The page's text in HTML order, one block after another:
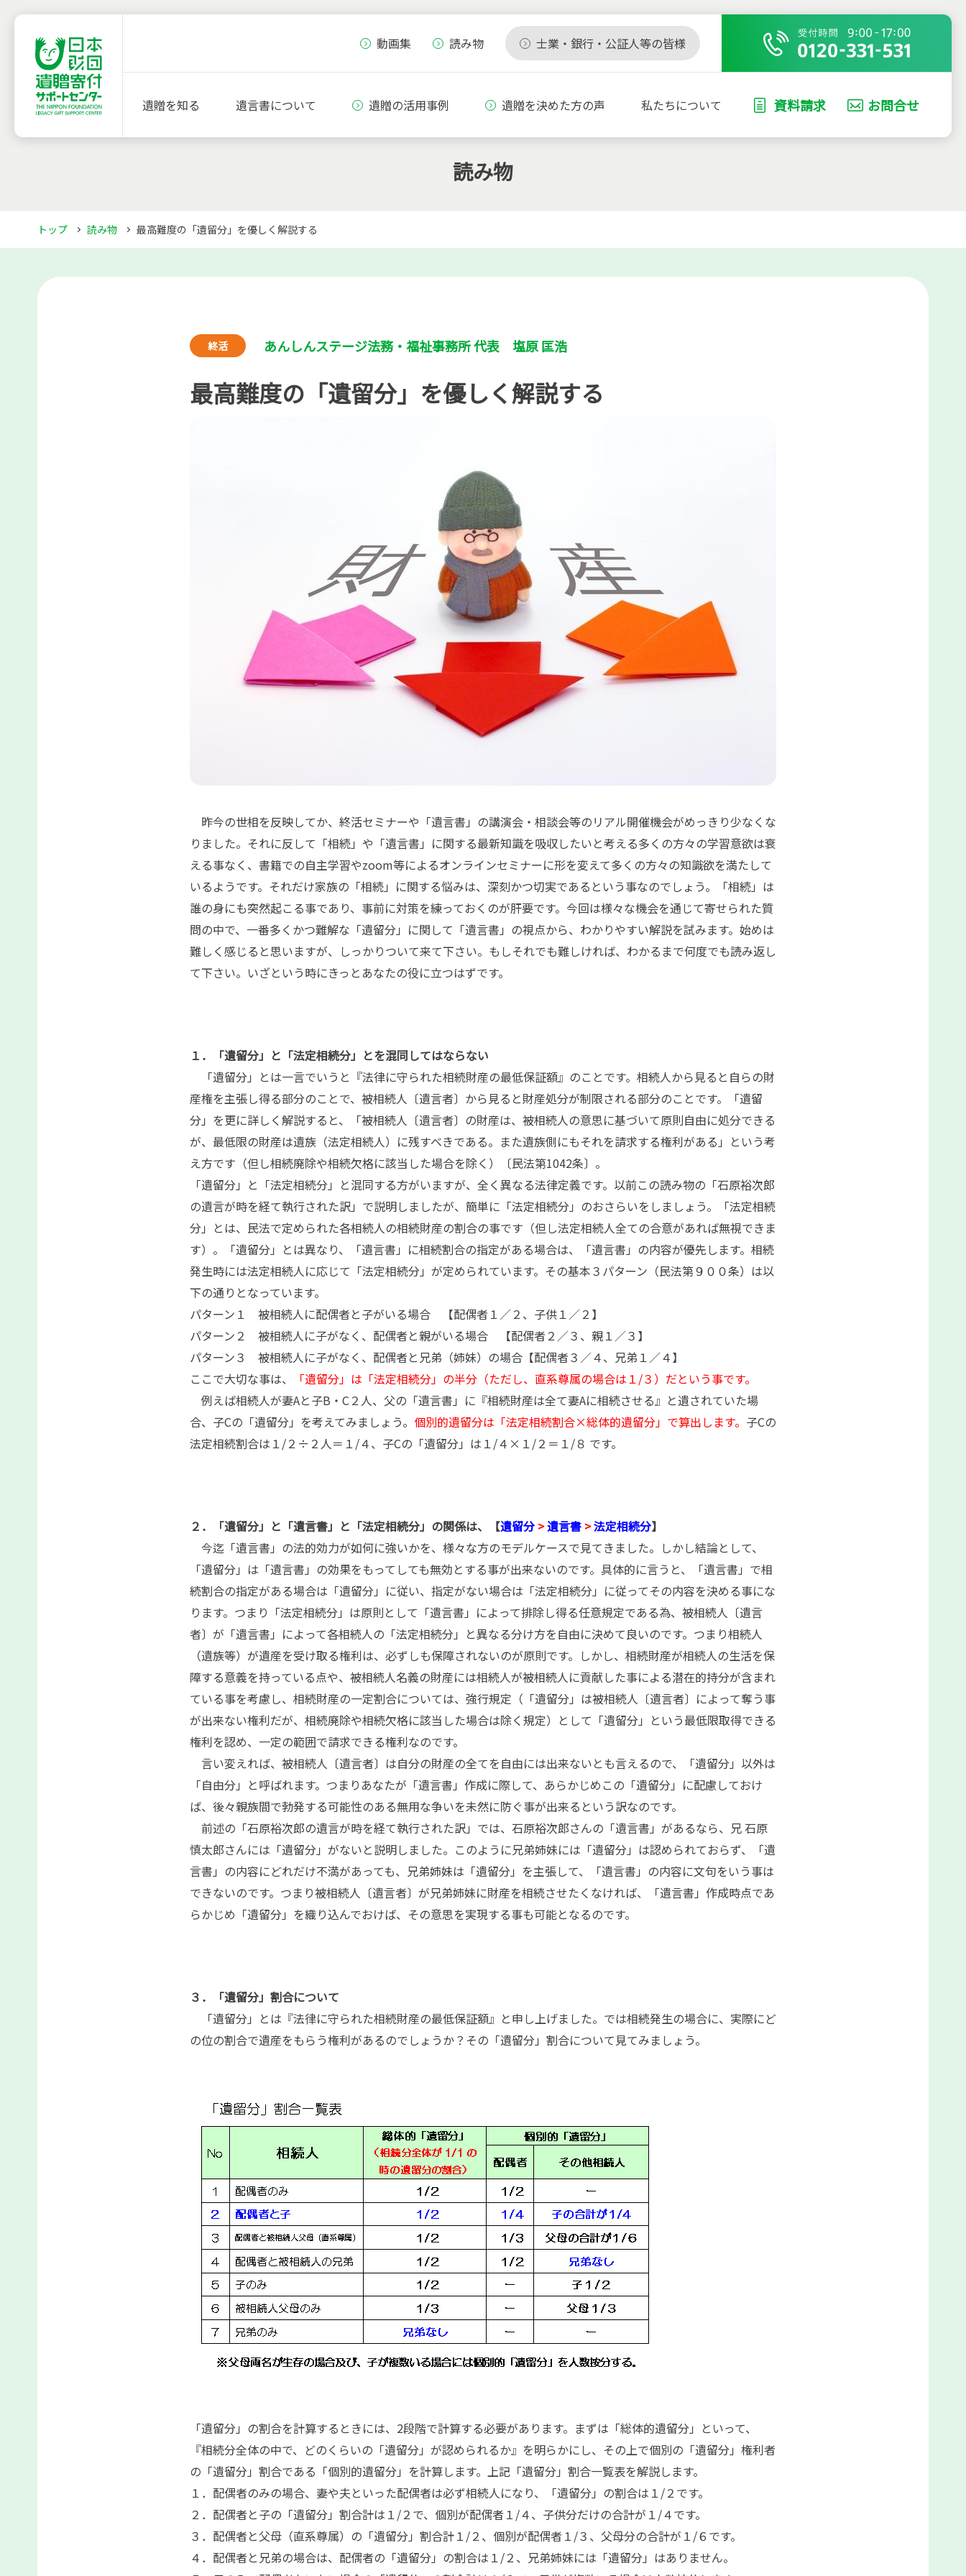
動画集 読み物 士業・銀行・公証人等の皆様
遺贈を知る 遺言書について 遺贈の活用事例 遺贈を決めた方の声 私たちについて 資料請求 お問合せ
読み物
トップ 読み物 最高難度の「遺留分」を優しく解説する
終活 あんしんステージ法務・福祉事務所 代表 塩原 匡浩
最高難度の「遺留分」を優しく解説する
昨今の世相を反映してか、終活セミナーや「遺言書」の講演会・相談会等のリアル開催機会がめっきり少なくな
りました。それに反して「相続」や「遺言書」に関する最新知識を吸収したいと考える多くの方々の学習意欲は衰
える事なく、書籍での自主学習やzoom等によるオンラインセミナーに形を変えて多くの方々の知識欲を満たして
いるようです。それだけ家族の「相続」に関する悩みは、深刻かつ切実であるという事なのでしょう。「相続」は
誰の身にも突然起こる事であり、事前に対策を練っておくのが肝要です。今回は様々な機会を通じて寄せられた質
問の中で、一番多くかつ難解な「遺留分」に関して「遺言書」の視点から、わかりやすい解説を試みます。始めは
難しく感じると思いますが、しっかりついて来て下さい。もしそれでも難しければ、わかるまで何度でも読み返し
て下さい。いざという時にきっとあなたの役に立つはずです。
１．「遺留分」と「法定相続分」とを混同してはならない
「遺留分」とは一言でいうと『法律に守られた相続財産の最低保証額』のことです。相続人から見ると自らの財
産権を主張し得る部分のことで、被相続人〔遺言者〕から見ると財産処分が制限される部分のことです。「遺留
分」を更に詳しく解説すると、「被相続人〔遺言者〕の財産は、被相続人の意思に基づいて原則自由に処分できる
が、最低限の財産は遺族（法定相続人）に残すべきである。また遺族側にもそれを請求する権利がある」という考
え方です（但し相続廃除や相続欠格に該当した場合を除く）〔民法第1042条〕。
「遺留分」と「法定相続分」と混同する方がいますが、全く異なる法律定義です。以前この読み物の「石原裕次郎
の遺言が時を経て執行された訳」で説明しましたが、簡単に「法定相続分」のおさらいをしましょう。「法定相続
分」とは、民法で定められた各相続人の相続財産の割合の事です（但し法定相続人全ての合意があれば無視できま
す）。「遺留分」とは異なり、「遺言書」に相続割合の指定がある場合は、「遺言書」の内容が優先します。相続
発生時には法定相続人に応じて「法定相続分」が定められています。その基本３パターン（民法第９００条）は以
下の通りとなっています。
パターン１ 被相続人に配偶者と子がいる場合 【配偶者１／２、子供１／２】
パターン２ 被相続人に子がなく、配偶者と親がいる場合 【配偶者２／３、親１／３】
パターン３ 被相続人に子がなく、配偶者と兄弟（姉妹）の場合【配偶者３／４、兄弟１／４】
ここで大切な事は、
「遺留分」は「法定相続分」の半分（ただし、直系尊属の場合は１/３）だという事です。
例えば相続人が妻Aと子B・C２人、父の「遺言書」に『相続財産は全て妻Aに相続させる』と遺されていた場
合、子Cの「遺留分」を考えてみましょう。 個別的遺留分は「法定相続割合×総体的遺留分」で算出します。 子Cの
法定相続割合は１/２÷２人＝１/４、子Cの「遺留分」は１/４×１/２＝１/８ です。
２．「遺留分」と「遺言書」と「法定相続分」の関係は、【遺留分 >遺言書 >法定相続分】
今迄「遺言書」の法的効力が如何に強いかを、様々な方のモデルケースで見てきました。しかし結論として、
「遺留分」は「遺言書」の効果をもってしても無効とする事が出来ないのです。具体的に言うと、「遺言書」で相
続割合の指定がある場合は「遺留分」に従い、指定がない場合は「法定相続分」に従ってその内容を決める事にな
ります。つまり「法定相続分」は原則として「遺言書」によって排除し得る任意規定である為、被相続人〔遺言
者〕が「遺言書」によって各相続人の「法定相続分」と異なる分け方を自由に決めて良いのです。つまり相続人
（遺族等）が遺産を受け取る権利は、必ずしも保障されないのが原則です。しかし、相続財産が相続人の生活を保
障する意義を持っている点や、被相続人名義の財産には相続人が被相続人に貢献した事による潜在的持分が含まれ
ている事を考慮し、相続財産の一定割合については、強行規定（「遺留分」は被相続人〔遺言者〕によって奪う事
が出来ない権利だが、相続廃除や相続欠格に該当した場合は除く規定）として「遺留分」という最低限取得できる
権利を認め、一定の範囲で請求できる権利なのです。
言い変えれば、被相続人〔遺言者〕は自分の財産の全てを自由には出来ないとも言えるので、「遺留分」以外は
「自由分」と呼ばれます。つまりあなたが「遺言書」作成に際して、あらかじめこの「遺留分」に配慮しておけ
ば、後々親族間で勃発する可能性のある無用な争いを未然に防ぐ事が出来るという訳なのです。
前述の「石原裕次郎の遺言が時を経て執行された訳」では、石原裕次郎さんの「遺言書」があるなら、兄 石原
慎太郎さんには「遺留分」がないと説明しました。このように兄弟姉妹には「遺留分」は認められておらず、「遺
言書」の内容にどれだけ不満があっても、兄弟姉妹は「遺留分」を主張して、「遺言書」の内容に文句をいう事は
できないのです。つまり被相続人〔遺言者〕が兄弟姉妹に財産を相続させたくなければ、「遺言書」作成時点であ
らかじめ「遺留分」を織り込んでおけば、その意思を実現する事も可能となるのです。
３．「遺留分」割合について
「遺留分」とは『法律に守られた相続財産の最低保証額』と申し上げました。では相続発生の場合に、実際にど
の位の割合で遺産をもらう権利があるのでしょうか？その「遺留分」割合について見てみましょう。
「遺留分」の割合を計算するときには、2段階で計算する必要があります。まずは「総体的遺留分」といって、
『相続分全体の中で、どのくらいの「遺留分」が認められるか』を明らかにし、その上で個別の「遺留分」権利者
の「遺留分」割合である「個別的遺留分」を計算します。上記「遺留分」割合一覧表を解説します。
１．配偶者のみの場合、妻や夫といった配偶者は必ず相続人になり、「遺留分」の割合は１/２です。
２．配偶者と子の「遺留分」割合計は１/２で、個別が配偶者１/４、子供分だけの合計が１/４です。
３．配偶者と父母（直系尊属）の「遺留分」割合計１/２、個別が配偶者１/３、父母分の合計が１/６です。
４．配偶者と兄弟の場合は、配偶者の「遺留分」の割合は１/２、兄弟姉妹には「遺留分」はありません。